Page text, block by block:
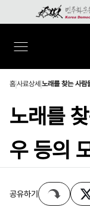
홈사료상세 노래를 찾는 사람
노래를
우 등의
공유하기